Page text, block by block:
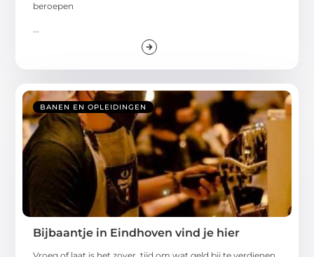
beroepen
BANEN EN OPLEIDINGEN
Bijbaantje in Eindhoven vind je hier